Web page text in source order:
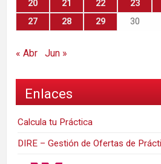
20
21 22 23
27
28 29 30
« Abr Jun »
Enlaces
Calcula tu Práctica
DIRE – Gestión de Ofertas de